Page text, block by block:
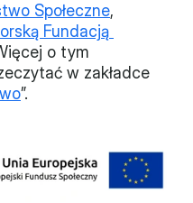
Społeczne
Fundacją
o tym
w zakładce
”.